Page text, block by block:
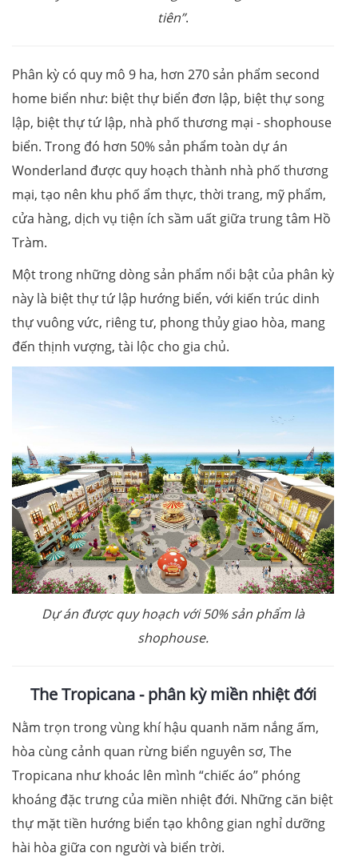
tiên”.
Phân kỳ có quy mô 9 ha, hơn 270 sản phẩm second
home biển như: biệt thự biển đơn lập, biệt thự song
lập, biệt thự tứ lập, nhà phố thương mại - shophouse
biển. Trong đó hơn 50% sản phẩm toàn dự án
Wonderland được quy hoạch thành nhà phố thương
mại, tạo nên khu phố ẩm thực, thời trang, mỹ phẩm,
cửa hàng, dịch vụ tiện ích sầm uất giữa trung tâm Hồ
Tràm.
Một trong những dòng sản phẩm nổi bật của phân kỳ
này là biệt thự tứ lập hướng biển, với kiến trúc dinh
thự vuông vức, riêng tư, phong thủy giao hòa, mang
đến thịnh vượng, tài lộc cho gia chủ.
Dự án được quy hoạch với 50% sản phẩm là
shophouse.
The Tropicana - phân kỳ miền nhiệt đới
Nằm trọn trong vùng khí hậu quanh năm nắng ấm,
hòa cùng cảnh quan rừng biển nguyên sơ, The
Tropicana như khoác lên mình “chiếc áo” phóng
khoáng đặc trưng của miền nhiệt đới. Những căn biệt
thự mặt tiền hướng biển tạo không gian nghỉ dưỡng
hài hòa giữa con người và biển trời.